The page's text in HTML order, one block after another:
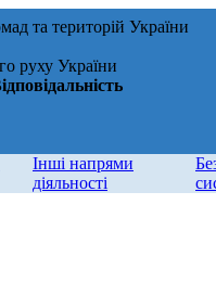
та територій України
руху України
Інші напрями
діяльності